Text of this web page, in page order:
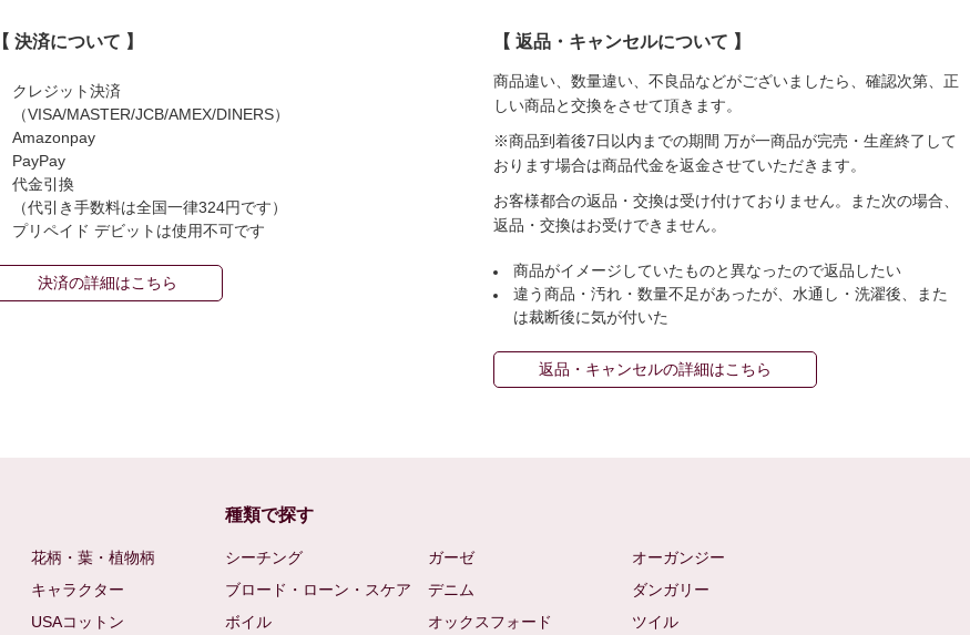
【 決済について 】
クレジット決済
（VISA/MASTER/JCB/AMEX/DINERS）
Amazonpay
PayPay
代金引換
（代引き手数料は全国一律324円です）
プリペイド デビットは使用不可です
決済の詳細はこちら
【 返品・キャンセルについて 】
商品違い、数量違い、不良品などがございましたら、確認次第、正
しい商品と交換をさせて頂きます。
※商品到着後7日以内までの期間 万が一商品が完売・生産終了して
おります場合は商品代金を返金させていただきます。
お客様都合の返品・交換は受け付けておりません。また次の場合、
返品・交換はお受けできません。
商品がイメージしていたものと異なったので返品したい
違う商品・汚れ・数量不足があったが、水通し・洗濯後、また
は裁断後に気が付いた
返品・キャンセルの詳細はこちら
花柄・葉・植物柄
キャラクター
USAコットン
種類で探す
シーチング ガーゼ
オーガンジー
ブロード・ローン・スケア
デニム
ダンガリー
ボイル
オックスフォード
ツイル